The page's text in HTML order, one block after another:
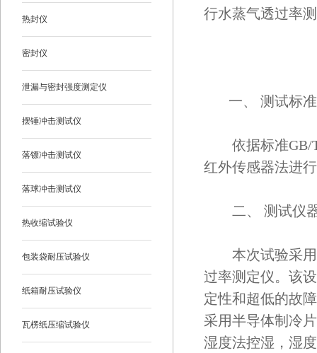
热封仪
密封仪
泄漏与密封强度测定仪
摆锤冲击测试仪
落镖冲击测试仪
落球冲击测试仪
热收缩试验仪
包装袋耐压试验仪
纸箱耐压试验仪
瓦楞纸压缩试验仪
行水蒸气透过率
一、 测试标准
依据标准GB/T
红外传感器法进
二、 测试仪
本次试验采用
过率测定仪。该
定性和超低的故
采用半导体制冷
湿度法控湿，湿